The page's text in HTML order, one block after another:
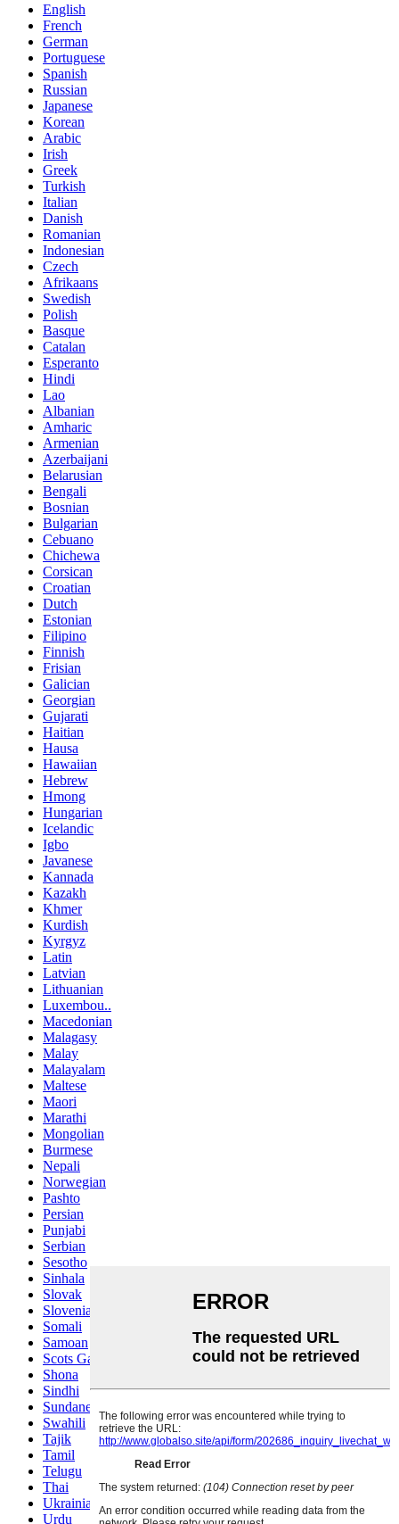
English
French
German
Portuguese
Spanish
Russian
Japanese
Korean
Arabic
Irish
Greek
Turkish
Italian
Danish
Romanian
Indonesian
Czech
Afrikaans
Swedish
Polish
Basque
Catalan
Esperanto
Hindi
Lao
Albanian
Amharic
Armenian
Azerbaijani
Belarusian
Bengali
Bosnian
Bulgarian
Cebuano
Chichewa
Corsican
Croatian
Dutch
Estonian
Filipino
Finnish
Frisian
Galician
Georgian
Gujarati
Haitian
Hausa
Hawaiian
Hebrew
Hmong
Hungarian
Icelandic
Igbo
Javanese
Kannada
Kazakh
Khmer
Kurdish
Kyrgyz
Latin
Latvian
Lithuanian
Luxembou..
Macedonian
Malagasy
Malay
Malayalam
Maltese
Maori
Marathi
Mongolian
Burmese
Nepali
Norwegian
Pashto
Persian
Punjabi
Serbian
Sesotho
Sinhala
Slovak
Slovenian
Somali
Samoan
Scots Gaelic
Shona
Sindhi
Sundanese
Swahili
Tajik
Tamil
Telugu
Thai
Ukrainian
Urdu